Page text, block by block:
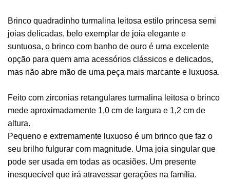
Brinco quadradinho turmalina leitosa estilo princesa semi
joias delicadas, belo exemplar de joia elegante e
suntuosa, o brinco com banho de ouro é uma excelente
opção para quem ama acessórios clássicos e delicados,
mas não abre mão de uma peça mais marcante e luxuosa.
Feito com zirconias retangulares turmalina leitosa o brinco
mede aproximadamente 1,0 cm de largura e 1,2 cm de
altura.
Pequeno e extremamente luxuoso é um brinco que faz o
seu brilho fulgurar com magnitude. Uma joia singular que
pode ser usada em todas as ocasiões. Um presente
inesquecível que irá atravessar gerações na família.